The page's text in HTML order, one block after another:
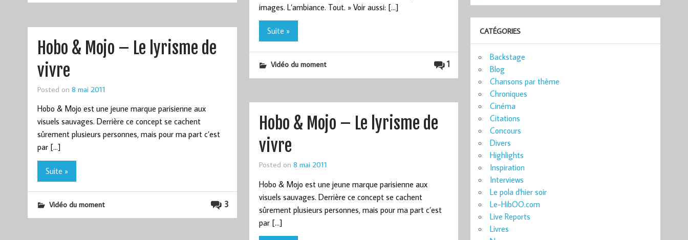
images. L’ambiance. Tout. » Voir aussi: […]
Suite »
1
Vidéo du moment
Hobo & Mojo – Le lyrisme de
vivre
Posted on 8 mai 2011
Hobo & Mojo est une jeune marque parisienne aux
visuels sauvages. Derrière ce concept se cachent
sûrement plusieurs personnes, mais pour ma part c’est
par […]
Suite »
3
Vidéo du moment
Hobo & Mojo – Le lyrisme de
vivre
Posted on 8 mai 2011
Hobo & Mojo est une jeune marque parisienne aux
visuels sauvages. Derrière ce concept se cachent
sûrement plusieurs personnes, mais pour ma part c’est
par […]
CATÉGORIES
Backstage
Blog
Chansons par thème
Chroniques
Cinéma
Citations
Concours
Divers
Highlights
Inspiration
Interviews
Le pola d'hier soir
Le-HibOO.com
Live Reports
Livres